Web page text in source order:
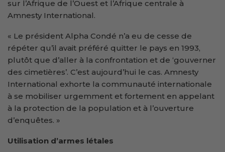
sur l’Afrique de l’Ouest et l’Afrique centrale à
Amnesty International.
« Le président Alpha Condé n’a eu de cesse de
répéter qu’il avait préféré quitter le pays en 1993,
plutôt que d’aller à la confrontation et de ‘gouverner
des cimetières’. C’est aujourd’hui le cas. Amnesty
International exhorte la communauté internationale
à se mobiliser urgemment et fortement en appelant
à la protection de la population et à l’ouverture
d’enquêtes. »
Utilisation d’armes létales